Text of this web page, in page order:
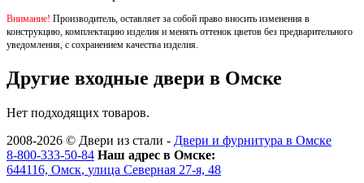
Внимание! Производитель, оставляет за собой право вносить изменения в
конструкцию, комплектацию изделия и менять оттенок цветов без предварительного
уведомления, с сохранением качества изделия.
Другие входные двери в Омске
Нет подходящих товаров.
2008-2026 © Двери из стали - Двери и фурнитура в Омске
8-800-333-50-84 Наш адрес в Омске:
644116, Омск, улица Северная 27-я, 48